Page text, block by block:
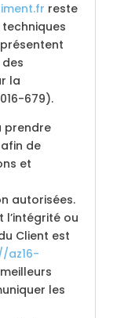
reste
la
679).
prendre
de
et
autorisées.
ou
Client est
az16-
les